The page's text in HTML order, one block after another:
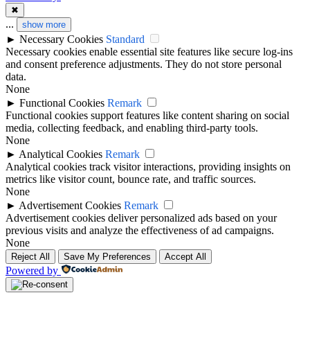
✖
... show more
► Necessary Cookies Standard
Necessary cookies enable essential site features like secure log-ins
and consent preference adjustments. They do not store personal
data.
None
► Functional Cookies Remark
Functional cookies support features like content sharing on social
media, collecting feedback, and enabling third-party tools.
None
► Analytical Cookies Remark
Analytical cookies track visitor interactions, providing insights on
metrics like visitor count, bounce rate, and traffic sources.
None
► Advertisement Cookies Remark
Advertisement cookies deliver personalized ads based on your
previous visits and analyze the effectiveness of ad campaigns.
None
Reject All Save My Preferences Accept All
Powered by